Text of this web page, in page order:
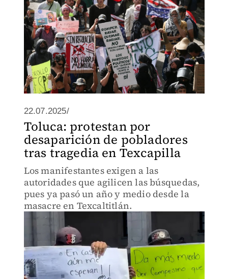
22.07.2025/
Toluca: protestan por
desaparición de pobladores
tras tragedia en Texcapilla
Los manifestantes exigen a las
autoridades que agilicen las búsquedas,
pues ya pasó un año y medio desde la
masacre en Texcaltitlán.